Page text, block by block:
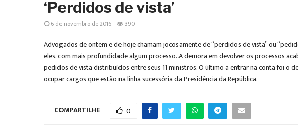
‘Perdidos de vista’
6 de novembro de 2016 390
Advogados de ontem e de hoje chamam jocosamente de “perdidos de vista” ou
eles, com mais profundidade algum processo. A demora em devolver os processos
pedidos de vista distribuídos entre seus 11 ministros. O último a entrar na conta foi o
ocupar cargos que estão na linha sucessória da Presidência da República.
COMPARTILHE 0